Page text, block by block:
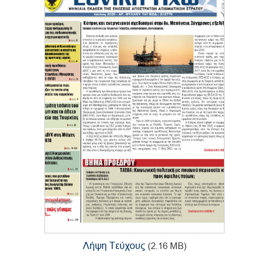
Λήψη Τεύχους (2.16 MB)